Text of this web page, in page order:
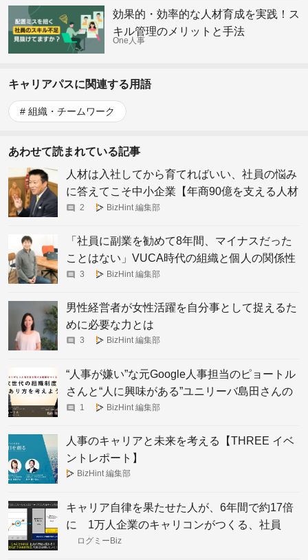
効果的・効率的な人材育成を実践！ス
キル管理のメリットと手法
One人事
キャリアパスに関連する用語
組織・チームワーク
あわせて読まれている記事
人材は入社してから育てればいい、社員の悩み
に答えてこそ中小企業【年商90億を支える人材
育成】
2 BizHint 編集部
「社員に副業を勧めて8年間、マイナスだった
ことはない」VUCA時代の組織と個人の関係性
とは？
3 BizHint 編集部
男性経営者が女性活躍を自分事として捉えるた
めに必要な力とは
3 BizHint 編集部
“人事が嫌い”な元Google人事担当のピョートル
さんと“人に興味がある”ユニリーバ島田さんの
対談から見える「次世代人事組織のあり方」
1 BizHint 編集部
人事のキャリアと未来を考える【THREE イベ
ントレポート】
BizHint 編集部
キャリア自律を果たせた人が、6年間で約17倍
に 1万人企業のキャリコンがつくる、社員
が“勝手に”自律する文化
ログミーBiz